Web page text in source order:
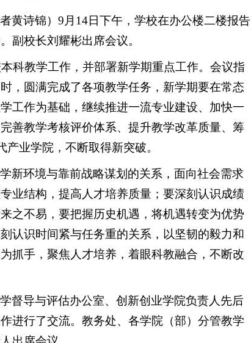
黄诗锦）9月14日下午，学校在办公楼二楼报告
副校长刘耀彬出席会议。
科教学工作，并部署新学期重点工作。会议指
，圆满完成了各项教学任务，新学期要在常态
工作为基础，继续推进一流专业建设、加快一
善教学考核评价体系、提升教学改革质量、筹
业学院，不断取得新突破。
新环境与靠前战略谋划的关系，面向社会需求
业结构，提高人才培养质量；要深刻认识成绩
之不易，要把握历史机遇，将机遇转变为优势
认识时间紧与任务重的关系，以坚韧的毅力和
抓手，聚焦人才培养，着眼科教融合，不断改
督导与评估办公室、创新创业学院负责人先后
进行了交流。教务处、各学院（部）分管教学